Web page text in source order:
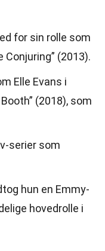
for sin rolle som
(2013).
Elle Evans i
(2018), som
serier som
hun en Emmy-
hovedrolle i